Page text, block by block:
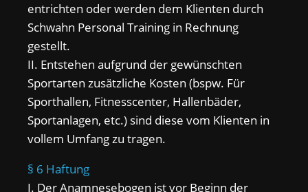
entrichten oder werden dem Klienten durch
Schwahn Personal Training in Rechnung
gestellt.
II. Entstehen aufgrund der gewünschten
Sportarten zusätzliche Kosten (bspw. Für
Sporthallen, Fitnesscenter, Hallenbäder,
Sportanlagen, etc.) sind diese vom Klienten in
vollem Umfang zu tragen.
§ 6 Haftung
I. Der Anamnesebogen ist vor Beginn der